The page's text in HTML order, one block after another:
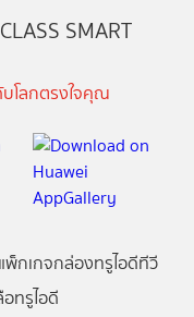
SMART
โลกตรงใจคุณ
แพ็กเกจกล่องทรูไอดีทีวี
ทรูไอดี